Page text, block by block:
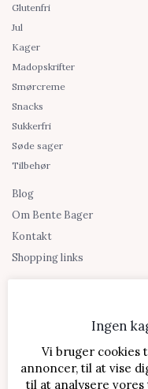
Glutenfri
Jul
Kager
Madopskrifter
Smørcreme
Snacks
Sukkerfri
Søde sager
Tilbehør
Blog
Om Bente Bager
Kontakt
Shopping links
Ingen
Vi bruger cookies
annoncer, til at vise
til at analysere